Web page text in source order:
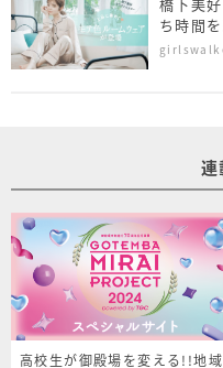
ち時間
連
高校生が御殿場を変える!!地域